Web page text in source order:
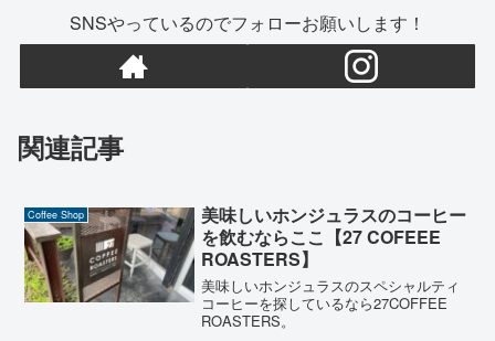
SNSやっているのでフォローお願いします！
関連記事
Coffee Shop
美味しいホンジュラスのコーヒー
を飲むならここ【27 COFEEE
ROASTERS】
美味しいホンジュラスのスペシャルティ
コーヒーを探しているなら27COFFEE
ROASTERS。